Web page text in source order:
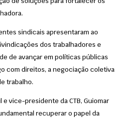
sindicais apresentaram ao
dos trabalhadores e
de avançar em políticas públicas
com direitos, a negociação coletiva
trabalho.
vice-presidente da CTB, Guiomar
recuperar o papel da